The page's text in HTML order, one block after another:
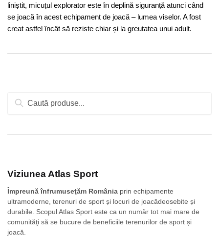
liniștit, micuțul explorator este în deplină siguranță atunci când
se joacă în acest echipament de joacă – lumea viselor. A fost
creat astfel încât să reziste chiar și la greutatea unui adult.
Caută
Viziunea Atlas Sport
Împreună înfrumuseţăm România prin echipamente
ultramoderne, terenuri de sport și locuri de joacădeosebite și
durabile. Scopul Atlas Sport este ca un număr tot mai mare de
comunităţi să se bucure de beneficiile terenurilor de sport și
joacă.